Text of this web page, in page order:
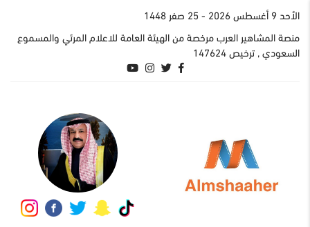
اﻷحد 9 أغسطس 2026
- 25 صفر 1448
منصة المشاهير العرب مرخصة من الهيئة العامة للاعلام المرئي والمسموع
السعودي , ترخيص 147624